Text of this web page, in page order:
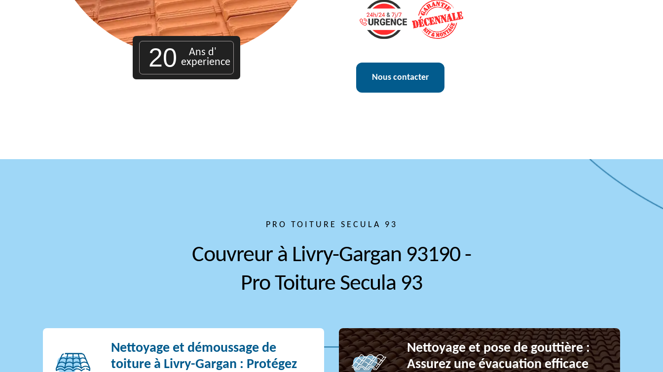
20
Ans d'
experience
Nous contacter
PRO TOITURE SECULA 93
Couvreur à Livry-Gargan 93190 -
Pro Toiture Secula 93
Nettoyage et démoussage de
toiture à Livry-Gargan : Protégez
Nettoyage et pose de gouttière :
Assurez une évacuation efficace